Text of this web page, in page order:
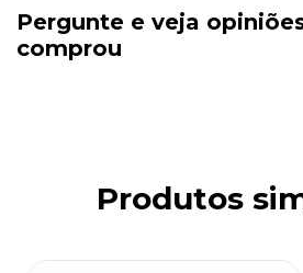
Pergunte e veja
comprou
Produtos